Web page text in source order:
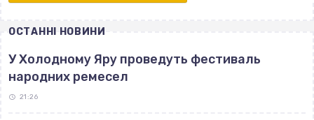
ОСТАННІ НОВИНИ
У Холодному Яру проведуть фестиваль
народних ремесел
21:26